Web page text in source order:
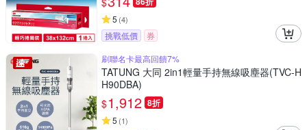
5 (4)
挑戰低價
券
刷聯名卡最高回饋7%
TATUNG 大同 2in1輕量手持無線吸塵器(TVC-H
H90DBA)
$1,912 8折
5 (1)